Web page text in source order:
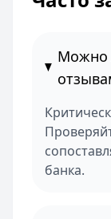
Можно
банка.